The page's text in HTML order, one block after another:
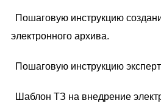
Пошаговую инструкцию
электронного архива.
Пошаговую инструкцию
Шаблон ТЗ на внедрение